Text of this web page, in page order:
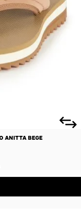
ANITTA BEGE